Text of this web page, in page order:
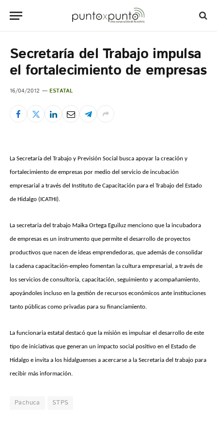
Secretaría del Trabajo impulsa
el fortalecimiento de empresas
16/04/2012 ESTATAL
La Secretaría del Trabajo y Previsión Social busca apoyar la creación y
fortalecimiento de empresas por medio del servicio de incubación
empresarial a través del Instituto de Capacitación para el Trabajo del Estado
de Hidalgo (ICATHI).
La secretaria del trabajo Maika Ortega Eguiluz menciono que la incubadora
de empresas es un instrumento que permite el desarrollo de proyectos
productivos que nacen de ideas emprendedoras, que además de consolidar
la cadena capacitación-empleo fomentan la cultura empresarial, a través de
los servicios de consultoría, capacitación, seguimiento y acompañamiento,
apoyándoles incluso en la gestión de recursos económicos ante instituciones
tanto públicas como privadas para su financiamiento.
La funcionaria estatal destacó que la misión es impulsar el desarrollo de este
tipo de iniciativas que generan un impacto social positivo en el Estado de
Hidalgo e invita a los hidalguenses a acercarse a la Secretaria del trabajo para
recibir más información.
Pachuca STPS